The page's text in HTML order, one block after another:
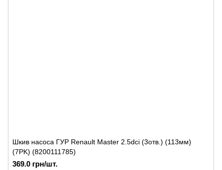
Шкив насоса ГУР Renault Master 2.5dci (3отв.) (113мм)
(7PK) (8200111785)
369.0 грн/шт.